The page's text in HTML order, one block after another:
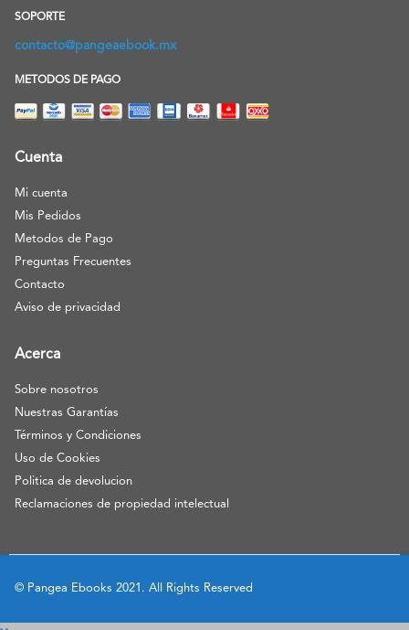
SOPORTE
contacto@pangeaebook.mx
METODOS DE PAGO
Cuenta
Mi cuenta
Mis Pedidos
Metodos de Pago
Preguntas Frecuentes
Contacto
Aviso de privacidad
Acerca
Sobre nosotros
Nuestras Garantías
Términos y Condiciones
Uso de Cookies
Politica de devolucion
Reclamaciones de propiedad intelectual
© Pangea Ebooks 2021. All Rights Reserved